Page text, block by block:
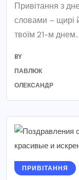
Привітання з
словами – щирі
твоїм 21-м днем...
BY
ПАВЛЮК
ОЛЕКСАНДР
ПРИВІТАННЯ